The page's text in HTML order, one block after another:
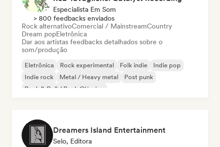
Especialista Em Som
> 800 feedbacks enviados
Rock alternativoComercial / MainstreamCountry
Dream popEletrônica
Dar aos artistas feedbacks detalhados sobre o
som/produção
Eletrônica Rock experimental Folk indie
Indie pop
Indie rock
Metal / Heavy metal
Post punk
Rock & Roll / Rock Clássico
Dreamers Island Entertainment
Selo, Editora